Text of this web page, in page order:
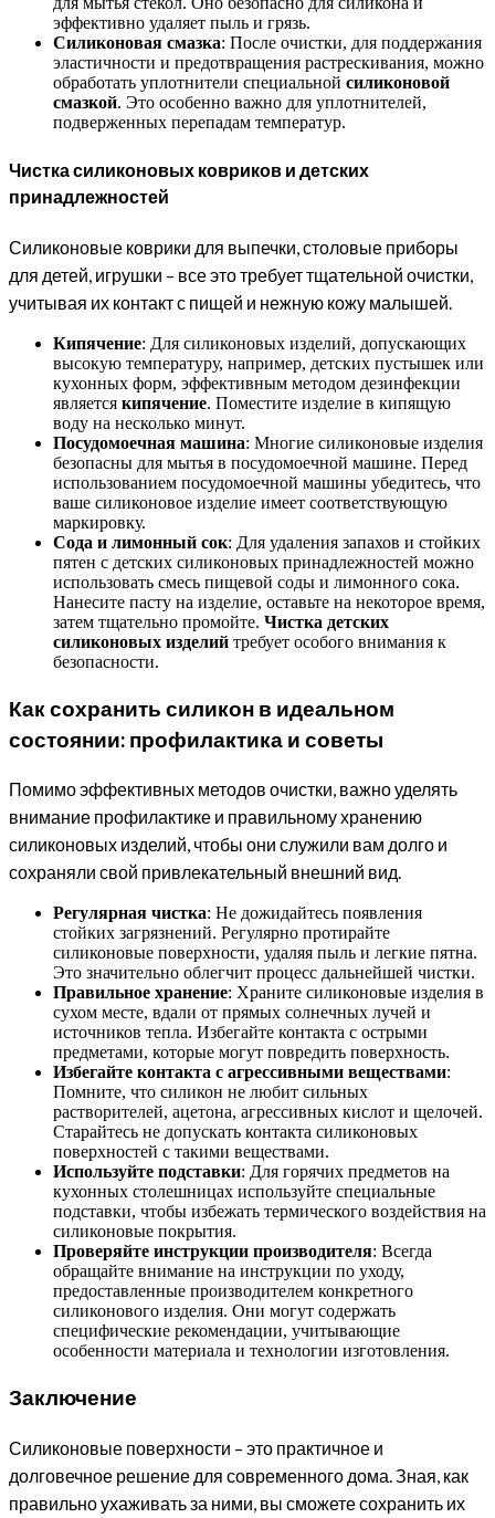
эффективно удаляет пыль и грязь.
Силиконовая смазка: После очистки, для поддержания
эластичности и предотвращения растрескивания, можно
обработать уплотнители специальной силиконовой
смазкой. Это особенно важно для уплотнителей,
подверженных перепадам температур.
Чистка силиконовых ковриков и детских
принадлежностей
Силиконовые коврики для выпечки, столовые приборы
для детей, игрушки – все это требует тщательной очистки,
учитывая их контакт с пищей и нежную кожу малышей.
Кипячение: Для силиконовых изделий, допускающих
высокую температуру, например, детских пустышек или
кухонных форм, эффективным методом дезинфекции
является кипячение. Поместите изделие в кипящую
воду на несколько минут.
Посудомоечная машина: Многие силиконовые изделия
безопасны для мытья в посудомоечной машине. Перед
использованием посудомоечной машины убедитесь, что
ваше силиконовое изделие имеет соответствующую
маркировку.
Сода и лимонный сок: Для удаления запахов и стойких
пятен с детских силиконовых принадлежностей можно
использовать смесь пищевой соды и лимонного сока.
Нанесите пасту на изделие, оставьте на некоторое время,
затем тщательно промойте. Чистка детских
силиконовых изделий требует особого внимания к
безопасности.
Как сохранить силикон в идеальном
состоянии: профилактика и советы
Помимо эффективных методов очистки, важно уделять
внимание профилактике и правильному хранению
силиконовых изделий, чтобы они служили вам долго и
сохраняли свой привлекательный внешний вид.
Регулярная чистка: Не дожидайтесь появления
стойких загрязнений. Регулярно протирайте
силиконовые поверхности, удаляя пыль и легкие пятна.
Это значительно облегчит процесс дальнейшей чистки.
Правильное хранение: Храните силиконовые изделия в
сухом месте, вдали от прямых солнечных лучей и
источников тепла. Избегайте контакта с острыми
предметами, которые могут повредить поверхность.
Избегайте контакта с агрессивными веществами:
Помните, что силикон не любит сильных
растворителей, ацетона, агрессивных кислот и щелочей.
Старайтесь не допускать контакта силиконовых
поверхностей с такими веществами.
Используйте подставки: Для горячих предметов на
кухонных столешницах используйте специальные
подставки, чтобы избежать термического воздействия на
силиконовые покрытия.
Проверяйте инструкции производителя: Всегда
обращайте внимание на инструкции по уходу,
предоставленные производителем конкретного
силиконового изделия. Они могут содержать
специфические рекомендации, учитывающие
особенности материала и технологии изготовления.
Заключение
Силиконовые поверхности – это практичное и
долговечное решение для современного дома. Зная, как
правильно ухаживать за ними, вы сможете сохранить их